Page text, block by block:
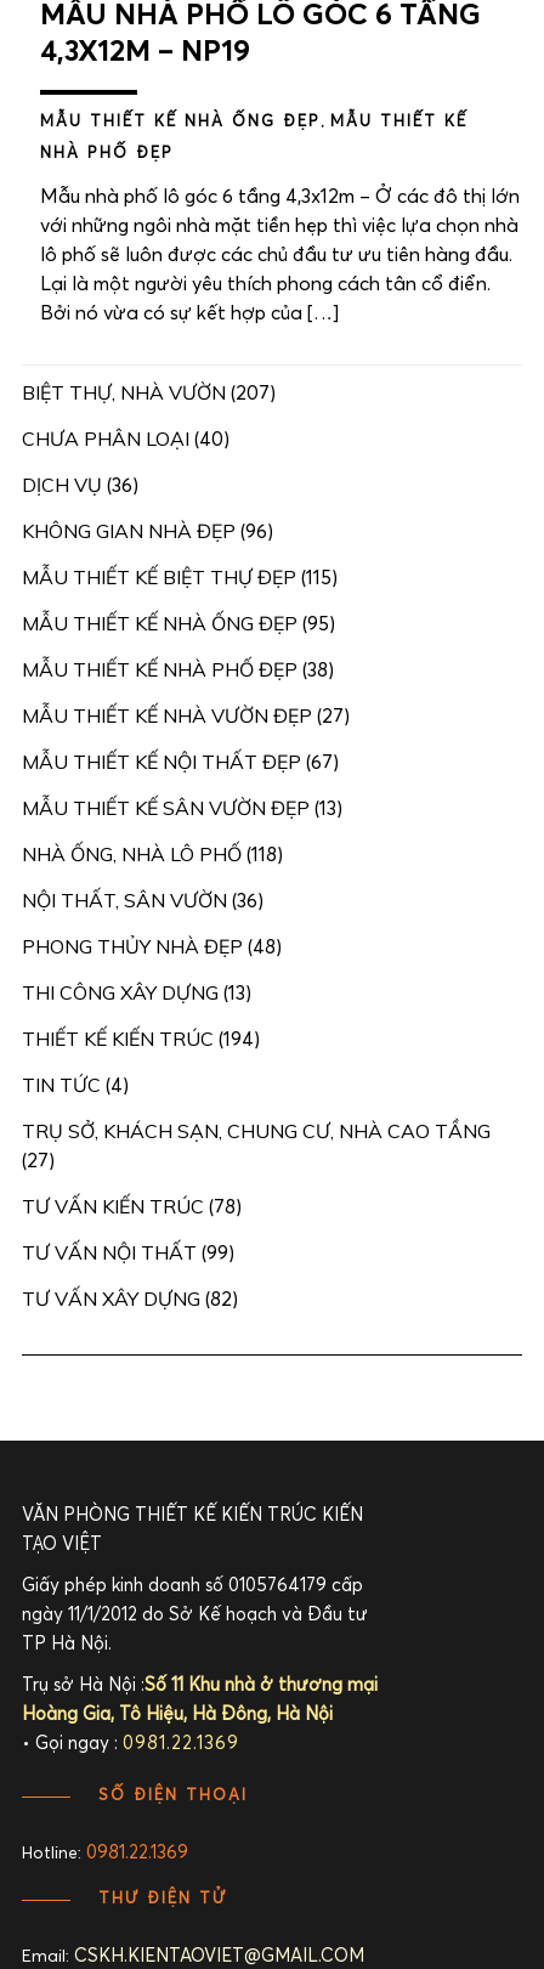
MẪU NHÀ PHỐ LÔ GÓC 6 TẦNG
4,3X12M – NP19
MẪU THIẾT KẾ NHÀ ỐNG ĐẸP , MẪU THIẾT KẾ
NHÀ PHỐ ĐẸP
Mẫu nhà phố lô góc 6 tầng 4,3x12m – Ở các đô thị lớn
với những ngôi nhà mặt tiền hẹp thì việc lựa chọn nhà
lô phố sẽ luôn được các chủ đầu tư ưu tiên hàng đầu.
Lại là một người yêu thích phong cách tân cổ điển.
Bởi nó vừa có sự kết hợp của […]
BIỆT THỰ, NHÀ VƯỜN (207)
CHƯA PHÂN LOẠI (40)
DỊCH VỤ (36)
KHÔNG GIAN NHÀ ĐẸP (96)
MẪU THIẾT KẾ BIỆT THỰ ĐẸP (115)
MẪU THIẾT KẾ NHÀ ỐNG ĐẸP (95)
MẪU THIẾT KẾ NHÀ PHỐ ĐẸP (38)
MẪU THIẾT KẾ NHÀ VƯỜN ĐẸP (27)
MẪU THIẾT KẾ NỘI THẤT ĐẸP (67)
MẪU THIẾT KẾ SÂN VƯỜN ĐẸP (13)
NHÀ ỐNG, NHÀ LÔ PHỐ(118)
NỘI THẤT, SÂN VƯỜN (36)
PHONG THỦY NHÀ ĐẸP (48)
THI CÔNG XÂY DỰNG (13)
THIẾT KẾ KIẾN TRÚC (194)
TIN TỨC (4)
TRỤ SỞ, KHÁCH SẠN, CHUNG CƯ, NHÀ CAO TẦNG
(27)
TƯ VẤN KIẾN TRÚC (78)
TƯ VẤN NỘI THẤT (99)
TƯ VẤN XÂY DỰNG (82)
VĂN PHÒNG THIẾT KẾ KIẾN TRÚC KIẾN
TẠO VIỆT
Giấy phép kinh doanh số 0105764179 cấp
ngày 11/1/2012 do Sở Kế hoạch và Đầu tư
TP Hà Nội.
Trụ sở Hà Nội :Số 11 Khu nhà ở thương mại
Hoàng Gia, Tô Hiệu, Hà Đông, Hà Nội
• Gọi ngay : 0981.22.1369
SỐ ĐIỆN THOẠI
Hotline: 0981.22.1369
THƯ ĐIỆN TỬ
Email: CSKH.KIENTAOVIET@GMAIL.COM